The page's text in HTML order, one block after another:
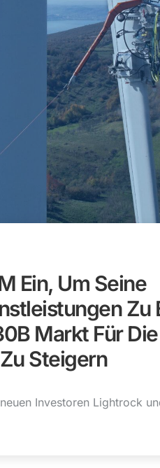
Ein, Um Seine
Zu
Markt Für
Steigern
Investoren Lightrock